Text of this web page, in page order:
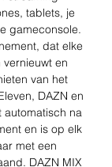
tablets, je
gameconsole.
dat elke
en
van het
DAZN en
automatisch na
en is op elk
met een
DAZN MIX